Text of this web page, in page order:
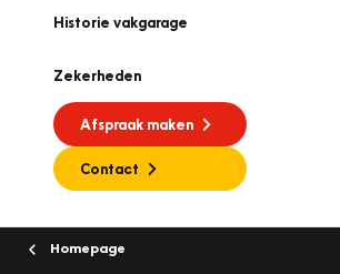
Historie vakgarage
Zekerheden
Afspraak maken
Contact
Homepage